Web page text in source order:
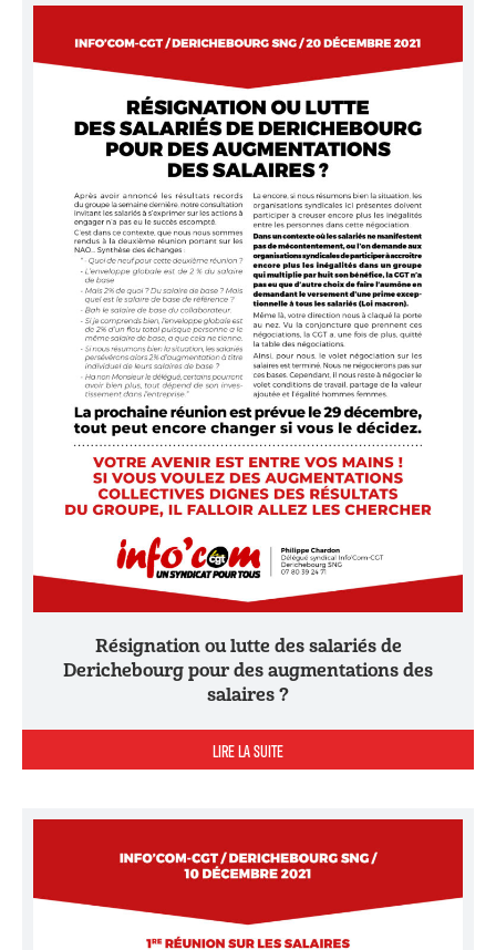
Résignation ou lutte des salariés de
Derichebourg pour des augmentations des
salaires ?
LIRE LA SUITE